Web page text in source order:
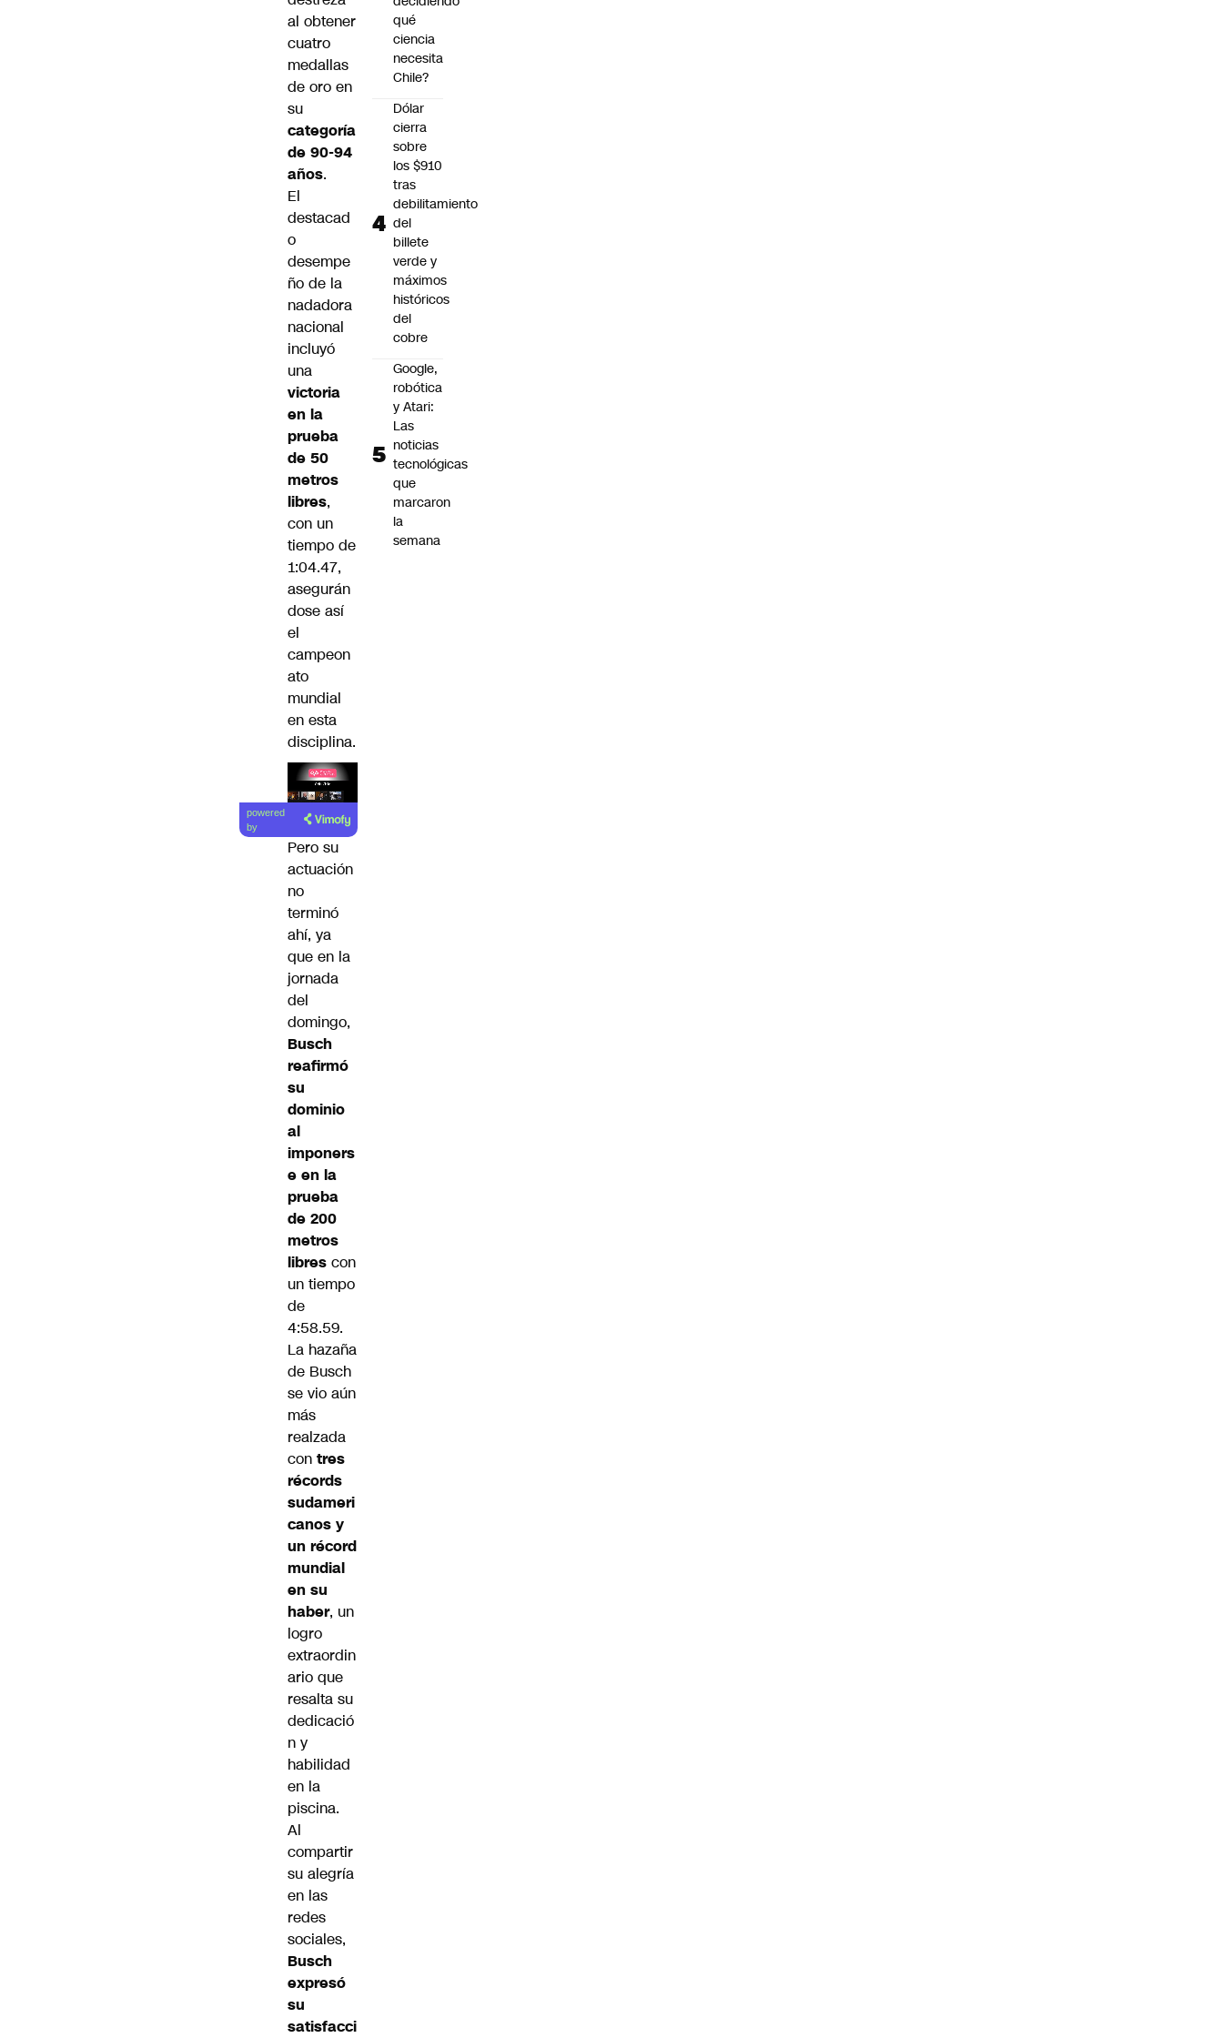
al obtener
cuatro
medallas
de oro en
su
categoría
de 90-94
años.
El
destacad
o
desempe
ño de la
nadadora
nacional
incluyó
una
victoria
en la
prueba
de 50
metros
libres,
con un
tiempo de
1:04.47,
asegurán
dose así
el
campeon
ato
mundial
en esta
disciplina.
Lea el
artículo
powered
by
Pero su
actuación
no
terminó
ahí, ya
que en la
jornada
del
domingo,
Busch
reafirmó
su
dominio
al
imponers
e en la
prueba
de 200
metros
libres con
un tiempo
de
4:58.59.
La hazaña
de Busch
se vio aún
más
realzada
con tres
récords
sudameri
canos y
un récord
mundial
en su
haber, un
logro
extraordin
ario que
resalta su
dedicació
n y
habilidad
en la
piscina.
Al
compartir
su alegría
en las
redes
sociales,
Busch
expresó
su
satisfacci
qué
ciencia
necesita
Chile?
Dólar
cierra
sobre
los $910
tras
debilitamiento
del
billete
verde y
máximos
históricos
del
cobre
Google,
robótica
y Atari:
Las
noticias
tecnológicas
que
marcaron
la
semana